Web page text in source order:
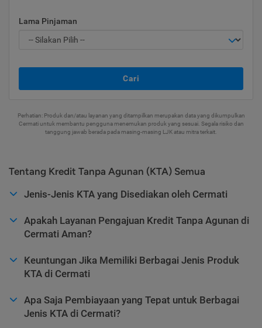
Lama Pinjaman
Cari
Perhatian: Produk dan/atau layanan yang ditampilkan merupakan data yang dikumpulkan
Cermati untuk membantu pengguna menemukan produk yang sesuai. Segala risiko dan
tanggung jawab berada pada masing-masing LJK atau mitra terkait.
Tentang Kredit Tanpa Agunan (KTA) Semua
Jenis-Jenis KTA yang Disediakan oleh Cermati
Apakah Layanan Pengajuan Kredit Tanpa Agunan di
Cermati Aman?
Keuntungan Jika Memiliki Berbagai Jenis Produk
KTA di Cermati
Apa Saja Pembiayaan yang Tepat untuk Berbagai
Jenis KTA di Cermati?